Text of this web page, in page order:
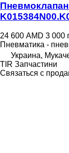
24 600 AMD 3 000
Пневматика -
Украина,
TIR Запчастини
Связаться с